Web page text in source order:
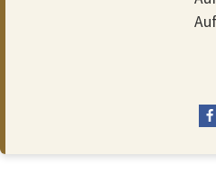
Auf